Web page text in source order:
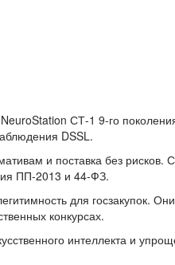
СТ-1 9-го
DSSL.
и поставка без рисков.
ПП-2013 и 44-ФЗ.
для госзакупок.
конкурсах.
интеллекта и